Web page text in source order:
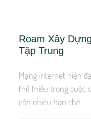
Roam Xây
Tập Trung
Mạng internet hiện
thể thiếu trong cuộc
còn nhiều hạn chế